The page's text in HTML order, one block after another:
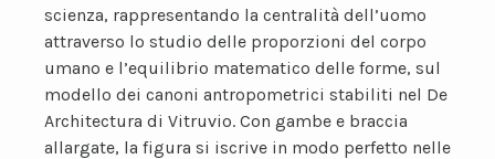
scienza, rappresentando la centralità dell’uomo
attraverso lo studio delle proporzioni del corpo
umano e l’equilibrio matematico delle forme, sul
modello dei canoni antropometrici stabiliti nel De
Architectura di Vitruvio. Con gambe e braccia
allargate, la figura si iscrive in modo perfetto nelle